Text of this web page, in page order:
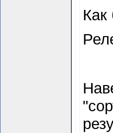
Как